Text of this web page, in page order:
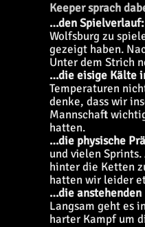
Keeper sprach
…den Spielverlauf:
Wolfsburg zu
gezeigt haben.
Unter dem Strich
…die eisige Kälte
Temperaturen
denke, dass wir
Mannschaft
hatten.
…die physische
und vielen
hinter die Ketten
hatten wir leider
…die anstehenden
Langsam geht es
harter Kampf um